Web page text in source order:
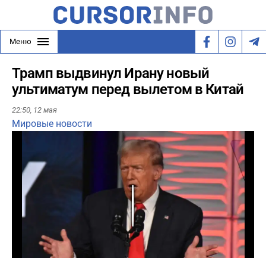
Меню
Трамп выдвинул Ирану новый
ультиматум перед вылетом в Китай
22:50, 12 мая
Мировые новости
Play